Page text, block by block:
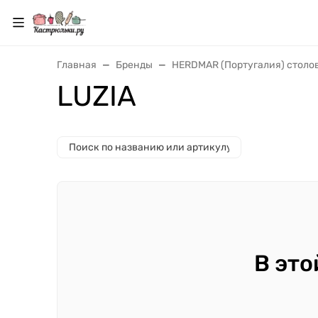
Главная Бренды HERDMAR (Португалия)
LUZIA
В